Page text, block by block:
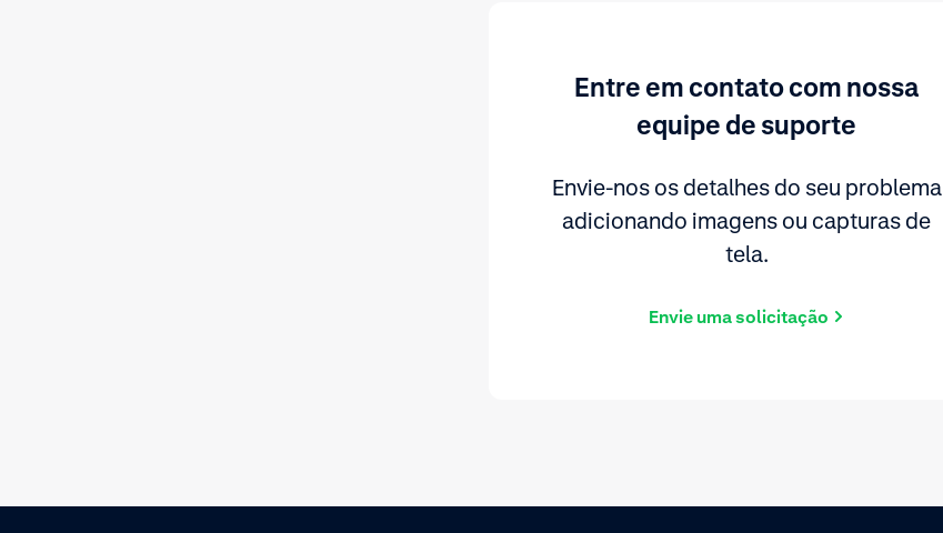
Entre em contato com nossa
equipe de suporte
Envie-nos os detalhes do seu problema
adicionando imagens ou capturas de
tela.
Envie uma solicitação